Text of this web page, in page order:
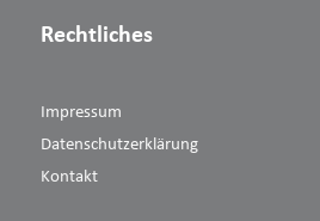
Rechtliches
Impressum
Datenschutzerklärung
Kontakt